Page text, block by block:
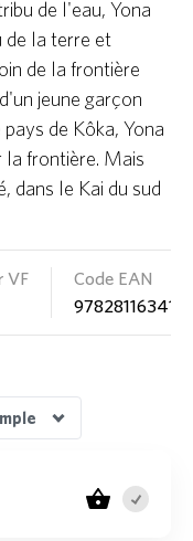
de l'eau, Yona
de la terre et
de la frontière
jeune garçon
de Kôka, Yona
la frontière. Mais
dans le Kai du sud
VF
Code EAN